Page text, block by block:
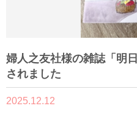
婦人之友社様の雑誌「明
されました
2025.12.12